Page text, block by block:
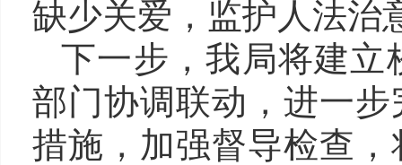
缺少关爱，监护人法治
下一步，我局将建立
部门协调联动，进一
措施，加强督导检查